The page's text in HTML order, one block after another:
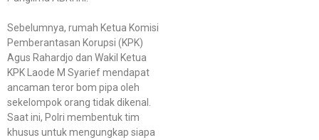
Sebelumnya, rumah Ketua Komisi
Pemberantasan Korupsi (KPK)
Agus Rahardjo dan Wakil Ketua
KPK Laode M Syarief mendapat
ancaman teror bom pipa oleh
sekelompok orang tidak dikenal.
Saat ini, Polri membentuk tim
khusus untuk mengungkap siapa